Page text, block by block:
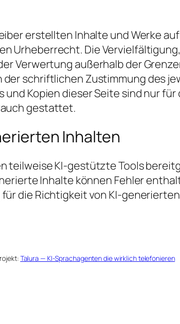
erstellten Inhalte und Werke
Urheberrecht. Die
Verwertung außerhalb der
schriftlichen Zustimmung des
und Kopien dieser Seite sind nur für
gestattet.
Inhalten
teilweise KI-gestützte Tools
Inhalte können Fehler
die Richtigkeit von KI-
Talura — KI-Sprachagenten die wirklich telefonieren